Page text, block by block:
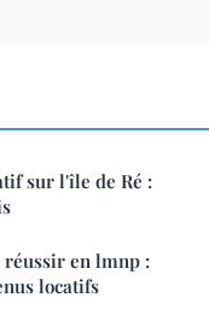
sur l'île de Ré :
réussir en lmnp :
locatifs